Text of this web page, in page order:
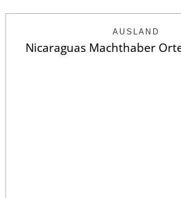
AUSLAND
Nicaraguas Machthaber